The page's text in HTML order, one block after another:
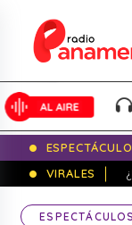
VIRALES
ESPECTÁCULOS